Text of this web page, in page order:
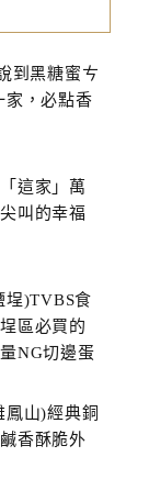
到黑糖蜜ㄘ
家，必點香
這家」萬
叫的幸福
埕)TVBS食
區必買的
NG切邊蛋
鳳山)經典銅
香酥脆外